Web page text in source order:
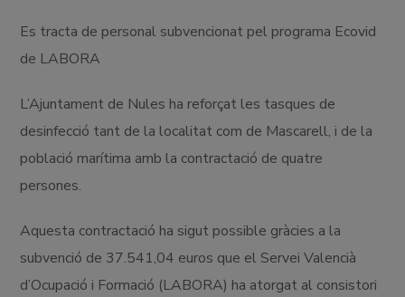
Es tracta de personal subvencionat pel programa Ecovid
de LABORA
L’Ajuntament de Nules ha reforçat les tasques de
desinfecció tant de la localitat com de Mascarell, i de la
població marítima amb la contractació de quatre
persones.
Aquesta contractació ha sigut possible gràcies a la
subvenció de 37.541,04 euros que el Servei Valencià
d’Ocupació i Formació (LABORA) ha atorgat al consistori